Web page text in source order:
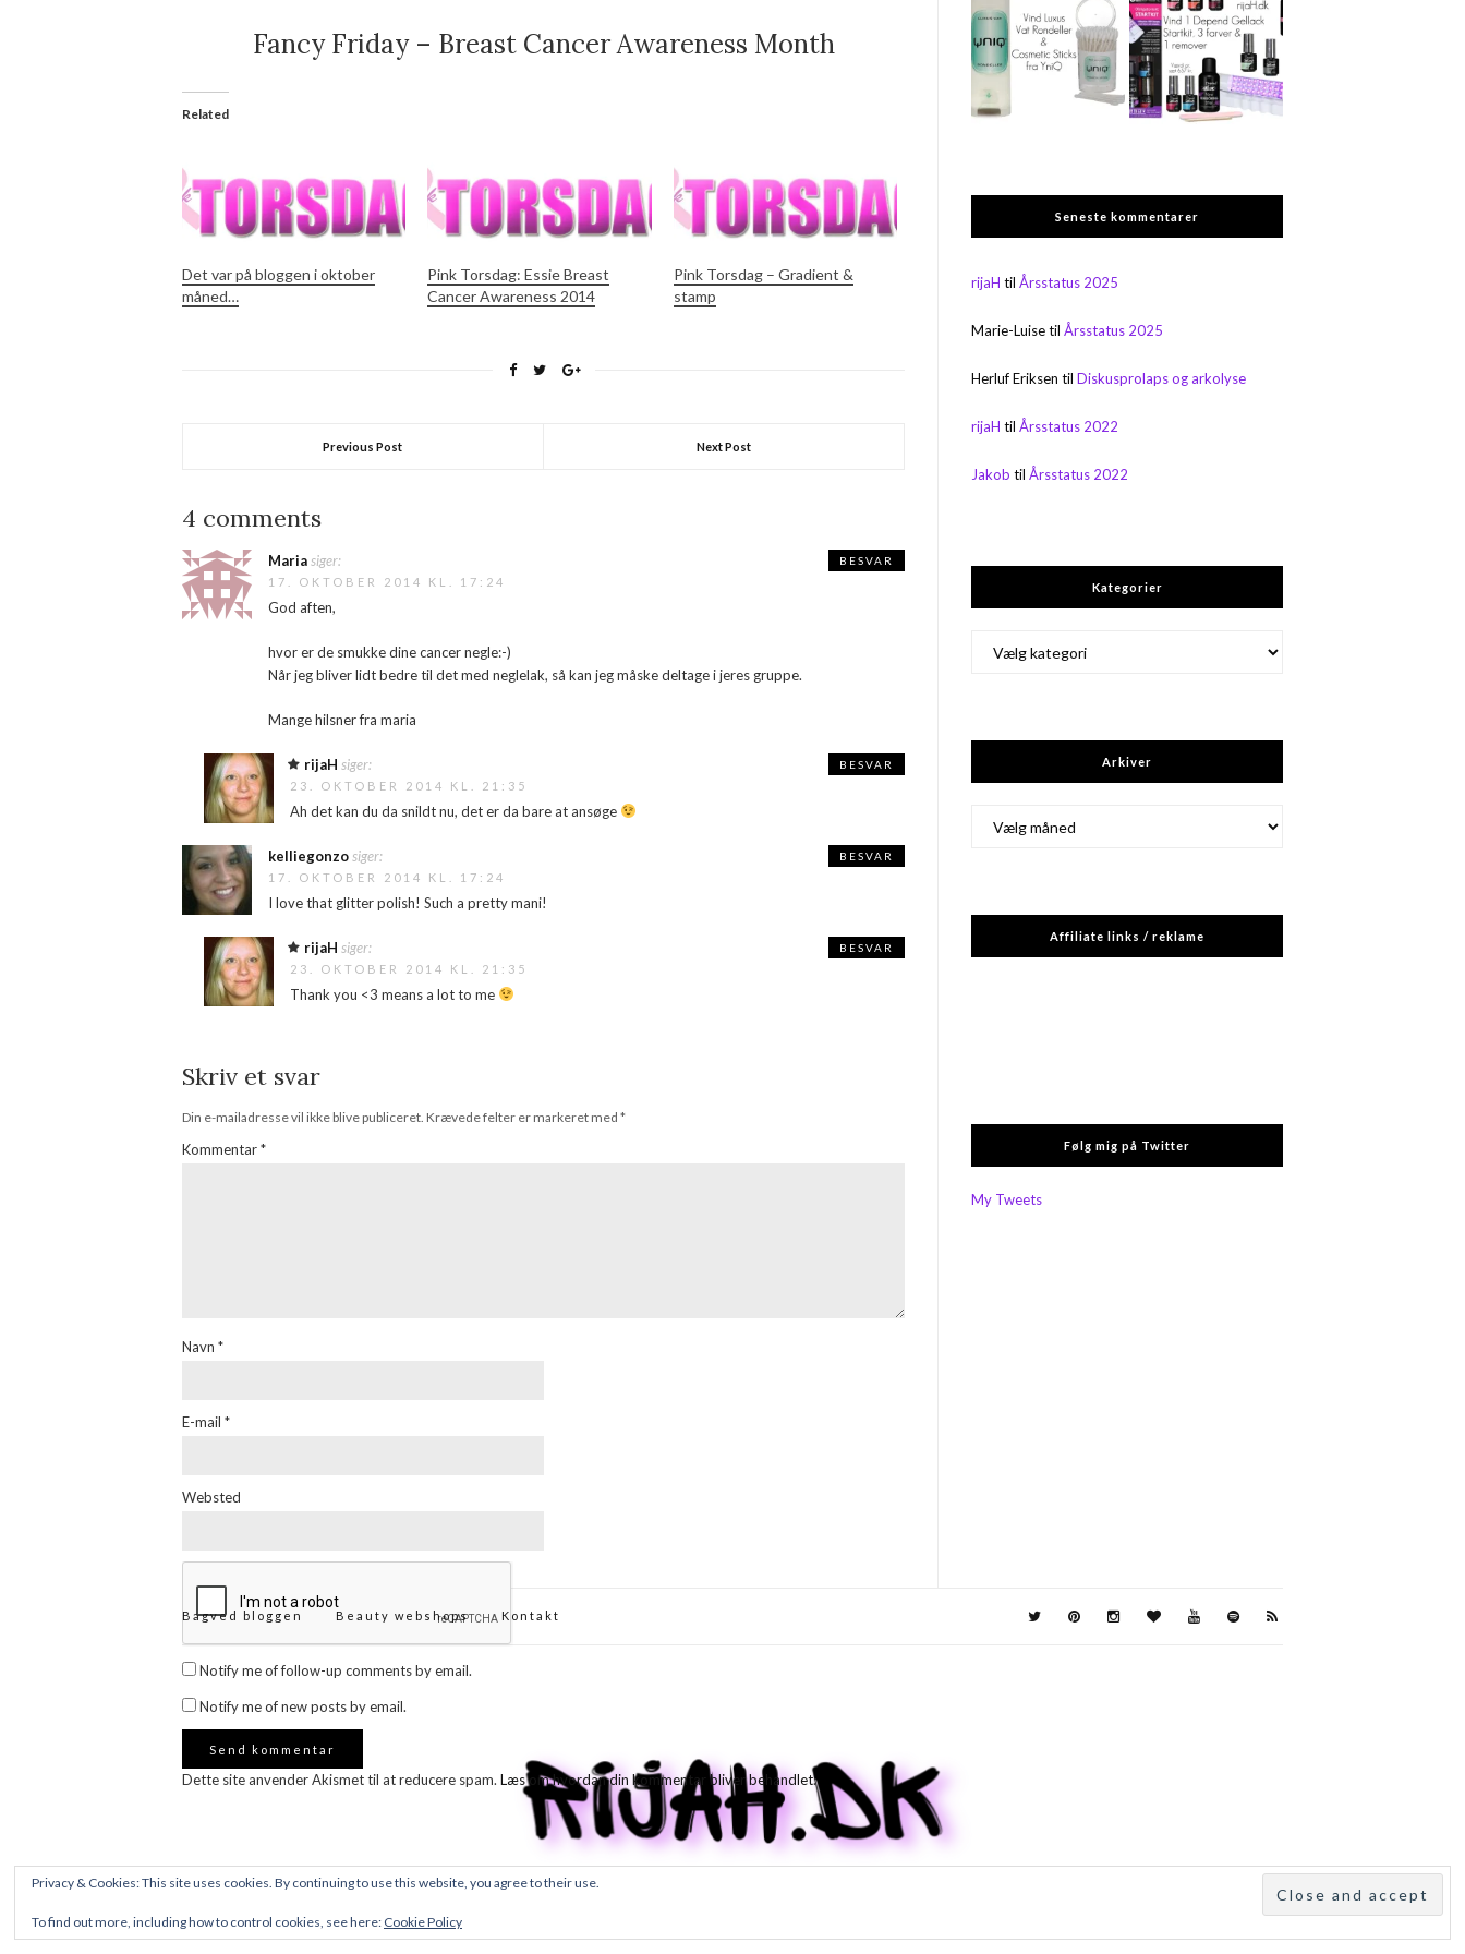
Fancy Friday – Breast Cancer Awareness Month
Related
Det var på bloggen i oktober
måned…
Pink Torsdag: Essie Breast
Cancer Awareness 2014
Pink Torsdag – Gradient &
stamp
Previous Post Next Post
4 comments
Mariasiger:
17. OKTOBER 2014 KL. 17:24
God aften,
hvor er de smukke dine cancer negle:-)
Når jeg bliver lidt bedre til det med neglelak, så kan jeg måske deltage i jeres gruppe.
Mange hilsner fra maria
BESVAR
rijaH siger:
23. OKTOBER 2014 KL. 21:35
Ah det kan du da snildt nu, det er da bare at ansøge
BESVAR
kelliegonzosiger:
17. OKTOBER 2014 KL. 17:24
I love that glitter polish! Such a pretty mani!
BESVAR
rijaH siger:
23. OKTOBER 2014 KL. 21:35
Thank you <3 means a lot to me
BESVAR
Skriv et svar
Din e-mailadresse vil ikke blive publiceret. Krævede felter er markeret med *
Kommentar*
Navn *
E-mail *
Websted
Notify me of follow-up comments by email.
Notify me of new posts by email.
Dette site anvender Akismet til at reducere spam. Læs om hvordan din kommentar bliver behandlet.
Seneste kommentarer
rijaH tilÅrsstatus 2025
Marie-LuisetilÅrsstatus 2025
Herluf Eriksen tilDiskusprolaps og arkolyse
rijaH tilÅrsstatus 2022
Jakob tilÅrsstatus 2022
Kategorier
Arkiver
Affiliate links / reklame
Følg mig på Twitter
My Tweets
Bagved bloggen Beauty webshops Kontakt
Privacy & Cookies: This site uses cookies. By continuing to use this website, you agree to their use.
To find out more, including how to control cookies, see here: Cookie Policy